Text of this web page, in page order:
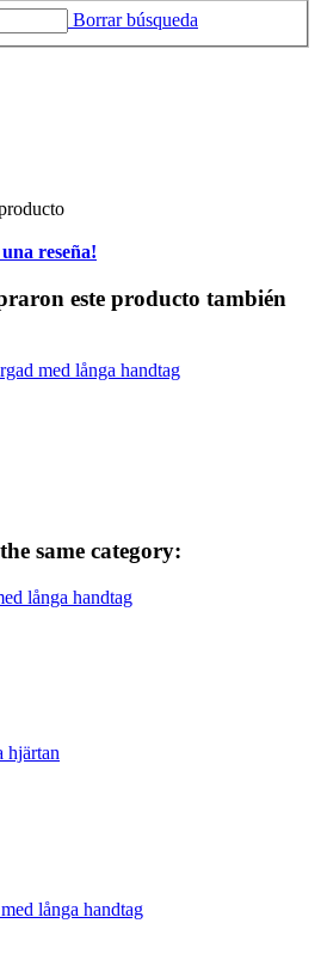
Borrar búsqueda
reseña!
este producto también
same category: